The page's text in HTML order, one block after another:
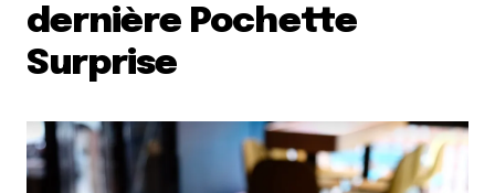
dernière Pochette
Surprise